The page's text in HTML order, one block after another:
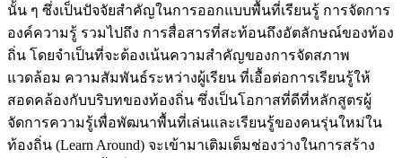
คอล
นั้น ๆ ซึ่งเป็นปัจจัยสำคัญในการออกแบบพื้นที่เรียนรู้ การจัดการ
องค์ความรู้ รวมไปถึง การสื่อสารที่สะท้อนถึงอัตลักษณ์ของท้อง
ถิ่น โดยจำเป็นที่จะต้องเน้นความสำคัญของการจัดสภาพ
แวดล้อม ความสัมพันธ์ระหว่างผู้เรียน ที่เอื้อต่อการเรียนรู้ให้
สอดคล้องกับบริบทของท้องถิ่น ซึ่งเป็นโอกาสที่ดีที่หลักสูตรผู้
จัดการความรู้เพื่อพัฒนาพื้นที่เล่นและเรียนรู้ของคนรุ่นใหม่ใน
ท้องถิ่น (Learn Around) จะเข้ามาเติมเต็มช่องว่างในการสร้าง